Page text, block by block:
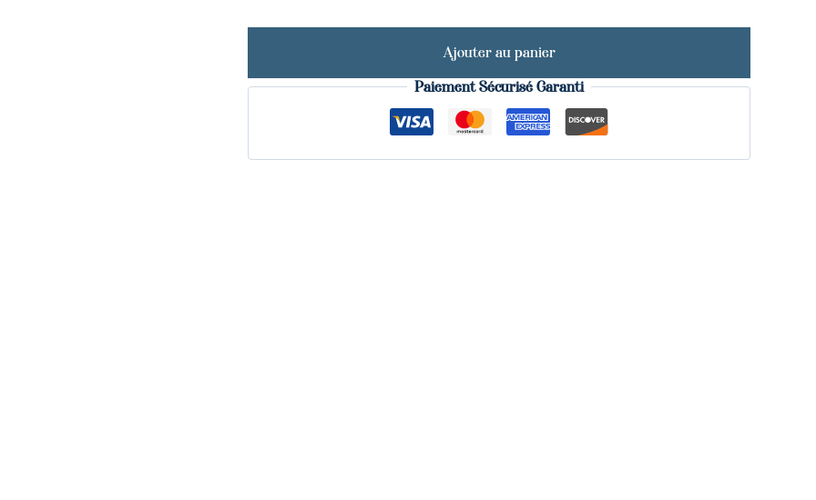
Ajouter au panier
Paiement Sécurisé Garanti